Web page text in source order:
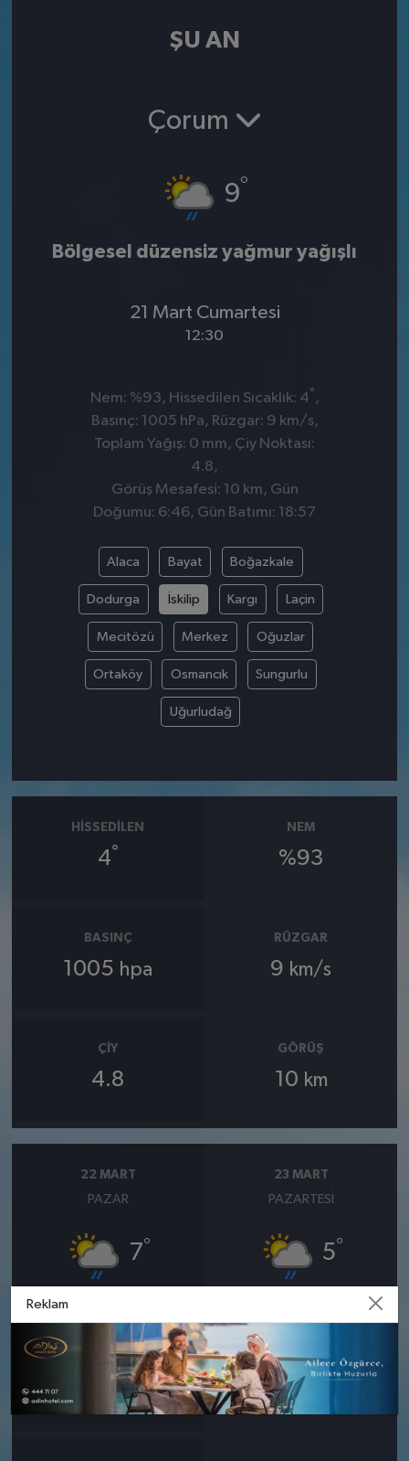
ŞU AN
Çorum
9°
Bölgesel düzensiz yağmur yağışlı
21 Mart Cumartesi
12:30
Nem: %93, Hissedilen Sıcaklık: 4° ,
Basınç: 1005 hPa, Rüzgar: 9 km/s,
Toplam Yağış: 0 mm, Çiy Noktası:
4.8,
Görüş Mesafesi: 10 km, Gün
Doğumu: 6:46, Gün Batımı: 18:57
Alaca Bayat Boğazkale
Dodurga İskilip Kargı Laçin
Mecitözü Merkez Oğuzlar
Ortaköy Osmancık Sungurlu
Uğurludağ
HISSEDILEN
4°
NEM
%93
BASINÇ
1005 hpa
RÜZGAR
9 km/s
ÇIY
4.8
GÖRÜŞ
10 km
22 MART
PAZAR
7°
Bölgesel düzensiz yağmur
Nem: %80
Rüzgar: 9 km/h
Yağış Olasılığı: %88
23 MART
PAZARTESI
5°
Bölgesel düzensiz yağmur
Nem: %88
Rüzgar: 7 km/h
Yağış Olasılığı: %80
Reklam